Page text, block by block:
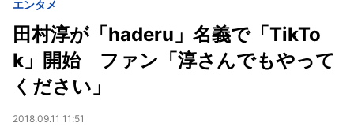
エンタメ
田村淳が「haderu」名義で「TikTo
k」開始 ファン「淳さんでもやって
ください」
2018.09.11 11:51